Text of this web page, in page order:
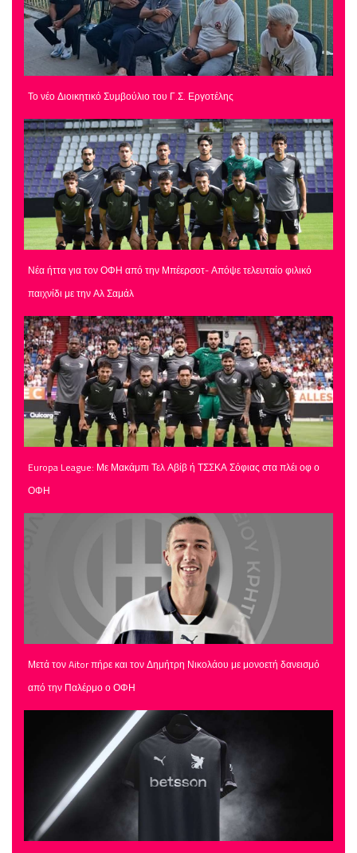
Το νέο Διοικητικό Συμβούλιο του Γ.Σ. Εργοτέλης
Νέα ήττα για τον ΟΦΗ από την Μπέερσοτ- Απόψε τελευταίο φιλικό
παιχνίδι με την Αλ Σαμάλ
Europa League: Με Μακάμπι Τελ Αβίβ ή ΤΣΣΚΑ Σόφιας στα πλέι οφ ο
ΟΦΗ
Μετά τον Aitor πήρε και τον Δημήτρη Νικολάου με μονοετή δανεισμό
από την Παλέρμο ο ΟΦΗ